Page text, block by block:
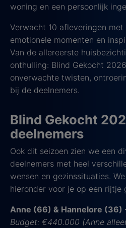
woning en een persoonlijk
Verwacht 10 afleveringen
emotionele momenten en
Van de allereerste
onthulling: Blind Gekocht
onverwachte twisten,
bij de deelnemers.
Blind Gekocht
deelnemers
Ook dit seizoen zien we een
deelnemers met heel
wensen en gezinssituaties.
hieronder voor je op een rijtje
Anne (66) & Hannelore (36)
Budget: €440.000 (Anne